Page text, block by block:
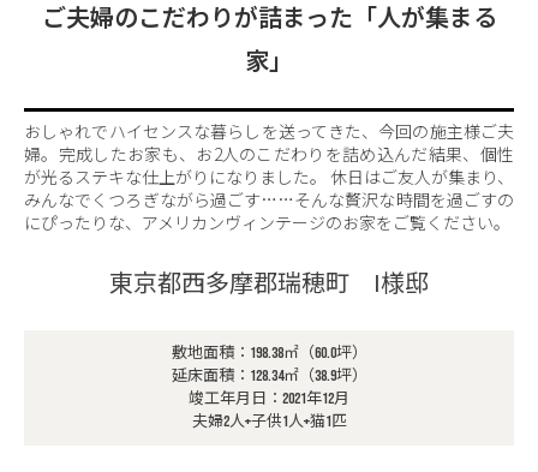
ご夫婦のこだわりが詰まった「人が集まる
家」
おしゃれでハイセンスな暮らしを送ってきた、今回の施主様ご夫
婦。完成したお家も、お2人のこだわりを詰め込んだ結果、個性
が光るステキな仕上がりになりました。 休日はご友人が集まり、
みんなでくつろぎながら過ごす……そんな贅沢な時間を過ごすの
にぴったりな、アメリカンヴィンテージのお家をご覧ください。
東京都西多摩郡瑞穂町 I様邸
敷地面積：198.38㎡（60.0坪）
延床面積：128.34㎡（38.9坪）
竣工年月日：2021年12月
夫婦2人+子供1人+猫1匹